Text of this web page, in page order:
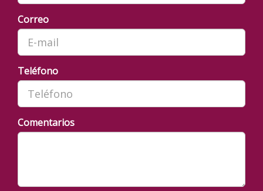
Correo
Teléfono
Comentarios